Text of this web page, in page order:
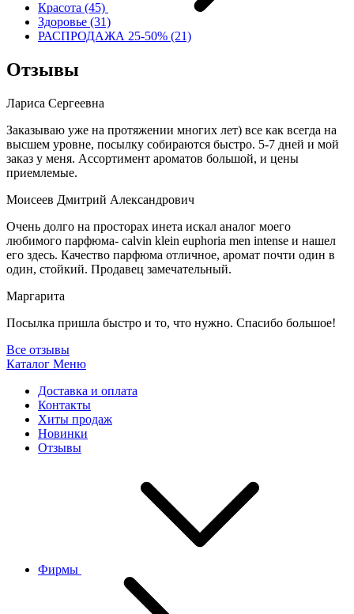
Красота (45)
Здоровье (31)
РАСПРОДАЖА 25-50% (21)
Отзывы
Лариса Сергеевна
Заказываю уже на протяжении многих лет) все как всегда на
высшем уровне, посылку собираются быстро. 5-7 дней и мой
заказ у меня. Ассортимент ароматов большой, и цены
приемлемые.
Моисеев Дмитрий Александрович
Очень долго на просторах инета искал аналог моего
любимого парфюма- calvin klein euphoria men intense и нашел
его здесь. Качество парфюма отличное, аромат почти один в
один, стойкий. Продавец замечательный.
Маргарита
Посылка пришла быстро и то, что нужно. Спасибо большое!
Все отзывы
Каталог Меню
Доставка и оплата
Контакты
Хиты продаж
Новинки
Отзывы
Фирмы